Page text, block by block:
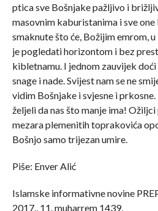
ptica sve Bošnjake pažljivo i
masovnim kaburistanima i sve
smaknute što će, Božijim emrom,
je pogledati horizontom i bez
kibletnamu. I jednom zauvijek
snage i nade. Svijest nam se ne
vidim Bošnjake i svjesne i
željeli da nas što manje ima!
mezara plemenitih toprakovića
Bošnjo samo trijezan umire.
Piše: Enver Alić
Islamske informativne novine
2017., 11. muharrem 1439.